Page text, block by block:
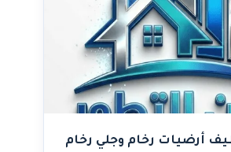
أرضيات رخام وجلي رخام